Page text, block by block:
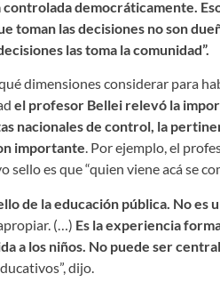
controlada democráticamente.
toman las decisiones no son
las toma la comunidad”.
dimensiones considerar para
el profesor Bellei relevó la
nacionales de control, la
importante. Por ejemplo, el
sello es que “quien viene acá se
de la educación pública. No es
(…) Es la experiencia
a los niños. No puede ser
dijo.